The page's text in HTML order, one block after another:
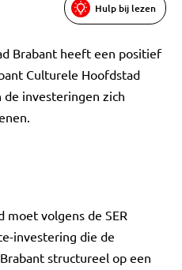
Hulp bij lezen
Brabant heeft een positief
Culturele Hoofdstad
de investeringen zich
moet volgens de SER
investering die de
structureel op een